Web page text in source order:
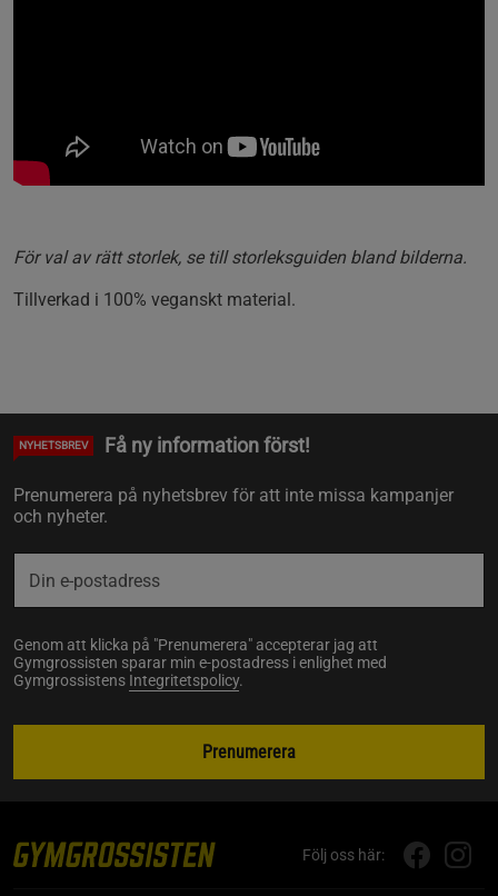
För val av rätt storlek, se till storleksguiden bland bilderna.
Tillverkad i 100% veganskt material.
NYHETSBREV Få ny information först!
Prenumerera på nyhetsbrev för att inte missa kampanjer
och nyheter.
Genom att klicka på "Prenumerera" accepterar jag att
Gymgrossisten sparar min e-postadress i enlighet med
Gymgrossistens Integritetspolicy.
Prenumerera
Följ oss här: